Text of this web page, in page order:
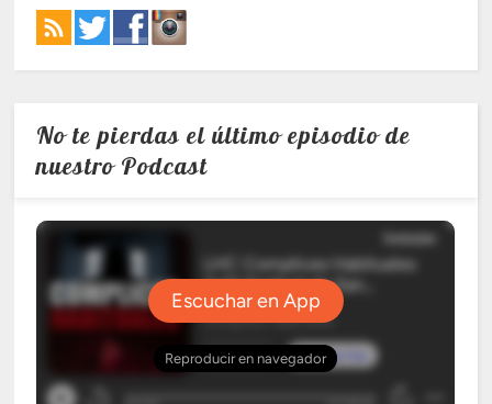
No te pierdas el último episodio de
nuestro Podcast